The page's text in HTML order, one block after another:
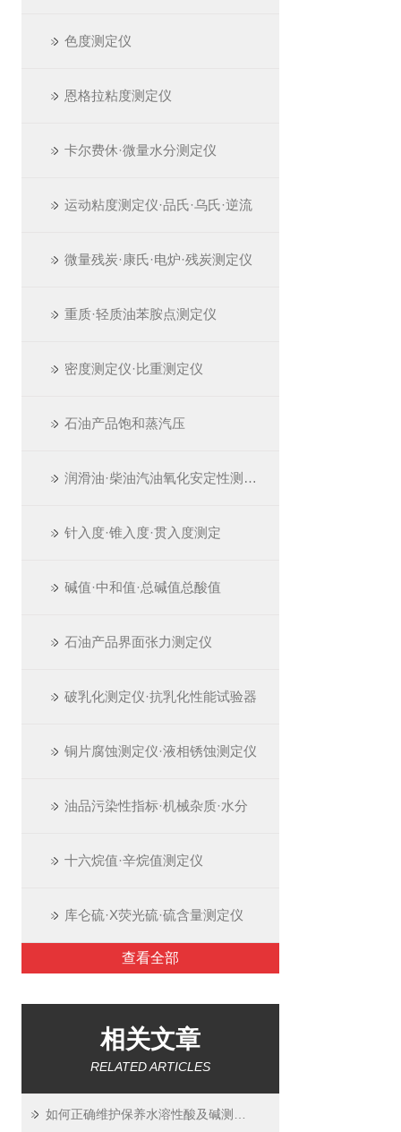
色度测定仪
恩格拉粘度测定仪
卡尔费休·微量水分测定仪
运动粘度测定仪·品氏·乌氏·逆流
微量残炭·康氏·电炉·残炭测定仪
重质·轻质油苯胺点测定仪
密度测定仪·比重测定仪
石油产品饱和蒸汽压
润滑油·柴油汽油氧化安定性测定仪
针入度·锥入度·贯入度测定
碱值·中和值·总碱值总酸值
石油产品界面张力测定仪
破乳化测定仪·抗乳化性能试验器
铜片腐蚀测定仪·液相锈蚀测定仪
油品污染性指标·机械杂质·水分
十六烷值·辛烷值测定仪
库仑硫·X荧光硫·硫含量测定仪
查看全部
相关文章
RELATED ARTICLES